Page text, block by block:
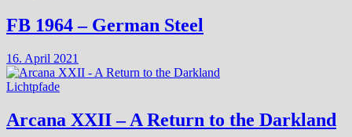
FB 1964 – German Steel
16. April 2021
Lichtpfade
Arcana XXII – A Return to the Darkland